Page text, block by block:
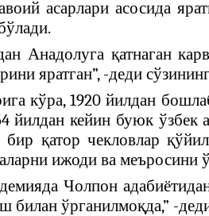
асарлари асосида
Анадолуга қатнаган
яратган”, -деди
кўра, 1920 йилдан
йилдан кейин буюк
қатор чекловлар
ижоди ва меъросини
Чолпон
билан ўрганилмоқда,” -